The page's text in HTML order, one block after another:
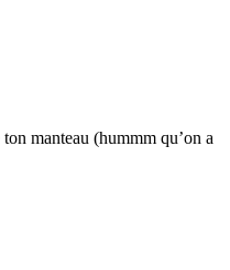
manteau (hummm qu’on a